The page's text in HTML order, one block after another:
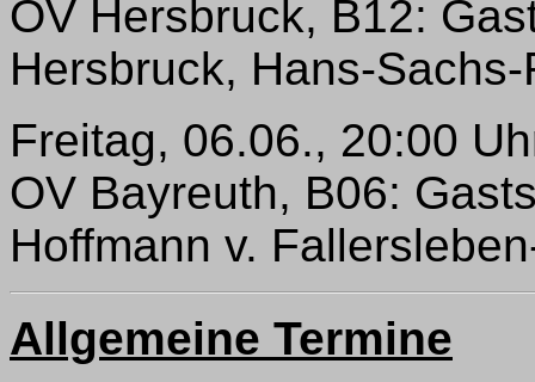
OV Hersbruck, B12:
Hersbruck, Hans-Sachs-
Freitag, 06.06., 20:00
OV Bayreuth, B06:
Hoffmann v.
Allgemeine Termine